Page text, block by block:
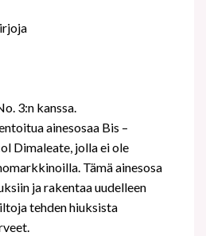
3:n kanssa.
ainesosaa Bis –
Dimaleate, jolla ei ole
Tämä ainesosa
ja rakentaa uudelleen
tehden hiuksista